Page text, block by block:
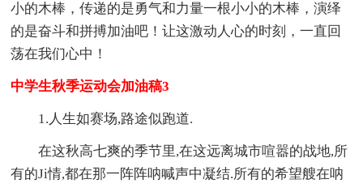
小的木棒，传递的是勇气和力量一根小小的木棒，演绎
的是奋斗和拼搏加油吧！让这激动人心的时刻，一直回
荡在我们心中！
中学生秋季运动会加油稿3
1.人生如赛场,路途似跑道.
在这秋高七爽的季节里,在这远离城市喧嚣的战地,所
有的Ji情,都在那一阵阵呐喊声中凝结.所有的希望艘在呐